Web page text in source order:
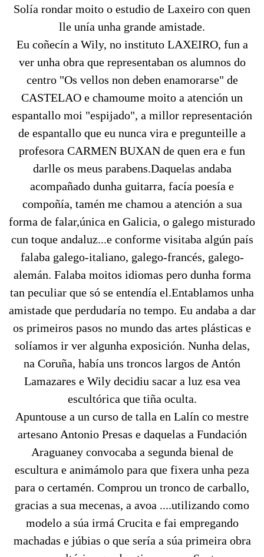
Solía rondar moito o estudio de Laxeiro con quen
lle unía unha grande amistade.
Eu coñecín a Wily, no instituto LAXEIRO, fun a
ver unha obra que representaban os alumnos do
centro "Os vellos non deben enamorarse" de
CASTELAO e chamoume moito a atención un
espantallo moi "espijado", a millor representación
de espantallo que eu nunca vira e pregunteille a
profesora CARMEN BUXAN de quen era e fun
darlle os meus parabens.Daquelas andaba
acompañado dunha guitarra, facía poesía e
compoñía, tamén me chamou a atención a sua
forma de falar,única en Galicia, o galego misturado
cun toque andaluz...e conforme visitaba algún país
falaba galego-italiano, galego-francés, galego-
alemán. Falaba moitos idiomas pero dunha forma
tan peculiar que só se entendía el.Entablamos unha
amistade que perdudaría no tempo. Eu andaba a dar
os primeiros pasos no mundo das artes plásticas e
solíamos ir ver algunha exposición. Nunha delas,
na Coruña, había uns troncos largos de Antón
Lamazares e Wily decidiu sacar a luz esa vea
escultórica que tiña oculta.
Apuntouse a un curso de talla en Lalín co mestre
artesano Antonio Presas e daquelas a Fundación
Araguaney convocaba a segunda bienal de
escultura e animámolo para que fixera unha peza
para o certamén. Comprou un tronco de carballo,
gracias a sua mecenas, a avoa ....utilizando como
modelo a súa irmá Crucita e fai empregando
machadas e júbias o que sería a súa primeira obra